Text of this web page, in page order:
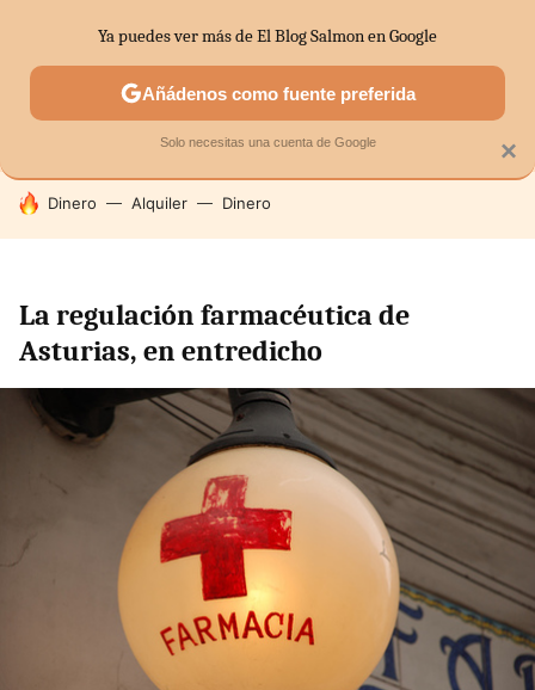
SECTORES ECONOMÍA DOMÉSTICA MERCADOS
HOY SE HABLA DE
Dinero Alquiler Dinero
La regulación farmacéutica de
Asturias, en entredicho
×
Ya puedes ver más de El Blog Salmon en Google
Añádenos como fuente preferida
Solo necesitas una cuenta de Google